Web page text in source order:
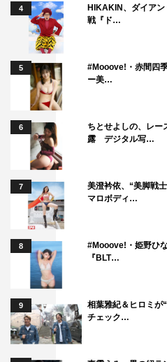
4
HIKAKIN、ダイアン
戦『ド…
5
#Mooove!・赤間四
ー美…
6
ちとせよしの、レー
露 デジタル写…
7
美澄衿依、“美脚戦
マロボディ…
8
#Mooove!・姫野ひ
『BLT…
9
相葉雅紀＆ヒロミが
チェック…